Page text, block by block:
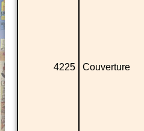
4225 Couverture